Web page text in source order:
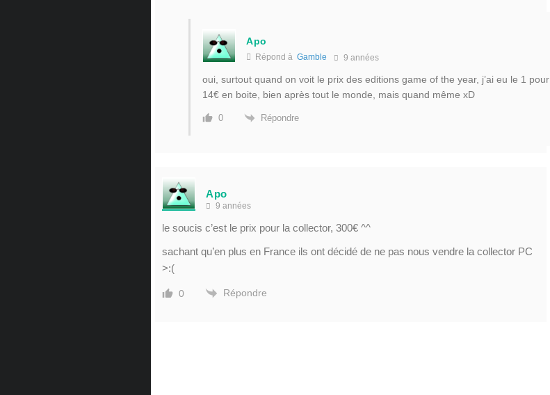
Apo
Répond à Gamble 9 années
oui, surtout quand on voit le prix des editions game of the year, j’ai eu le 1 pour
14€ en boite, bien après tout le monde, mais quand même xD
0 Répondre
Apo
9 années
le soucis c’est le prix pour la collector, 300€ ^^
sachant qu’en plus en France ils ont décidé de ne pas nous vendre la collector PC
>:(
0 Répondre